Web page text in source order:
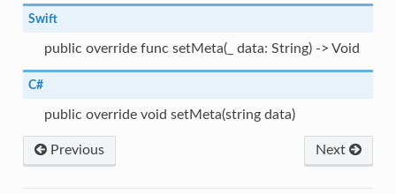
Swift
public override func setMeta(_ data: String) -> Void
C#
public override void setMeta(string data)
Next
Previous